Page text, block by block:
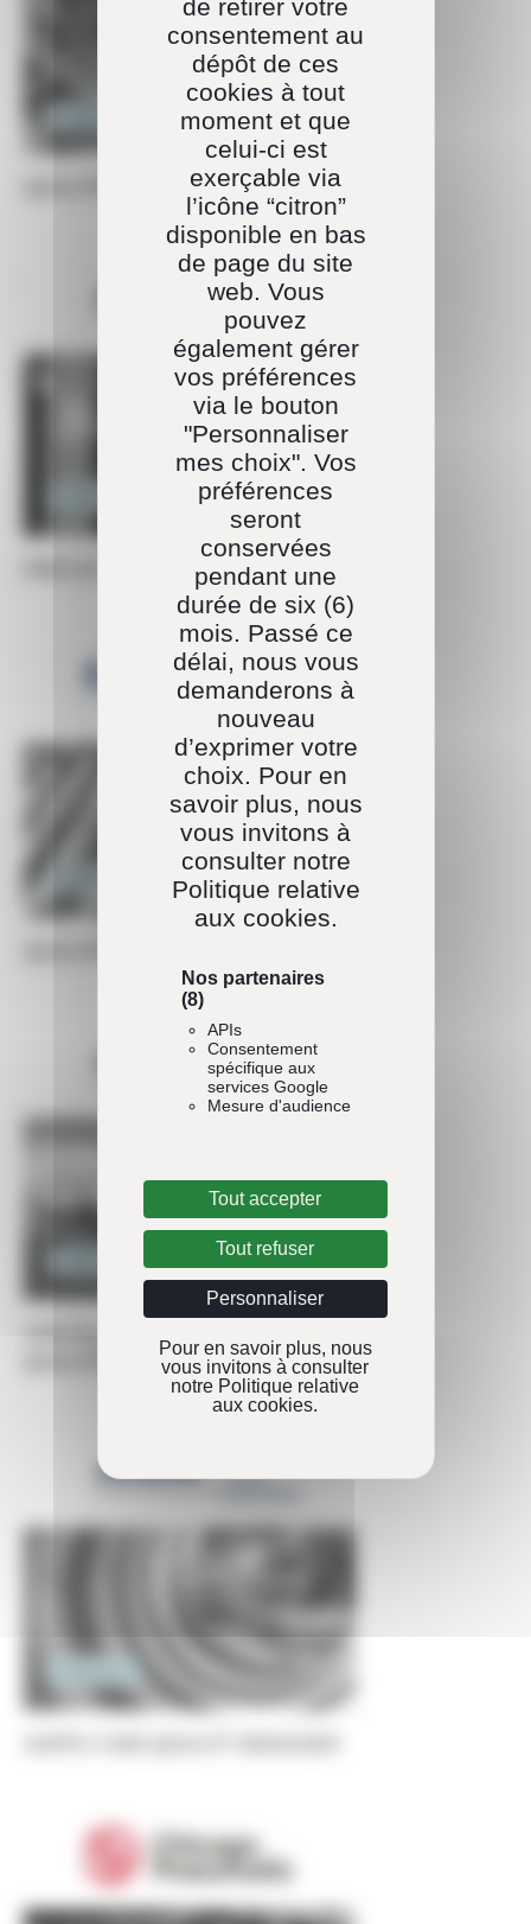
de retirer votre
consentement au
dépôt de ces
cookies à tout
moment et que
celui-ci est
exerçable via
l’icône “citron”
disponible en bas
de page du site
web. Vous
pouvez
également gérer
vos préférences
via le bouton
"Personnaliser
mes choix". Vos
préférences
seront
conservées
pendant une
durée de six (6)
mois. Passé ce
délai, nous vous
demanderons à
nouveau
d’exprimer votre
choix. Pour en
savoir plus, nous
vous invitons à
consulter notre
Politique relative
aux cookies.
Nos partenaires
(8)
APIs
Consentement
spécifique aux
services Google
Mesure d'audience
Tout accepter
Tout refuser
Personnaliser
Pour en savoir plus, nous
vous invitons à consulter
notre Politique relative
aux cookies.
QUALITÉ PROJET F10X T125
PMO DATA QUALITÉ INDUSTRIE
QUALITÉ CLIENTS